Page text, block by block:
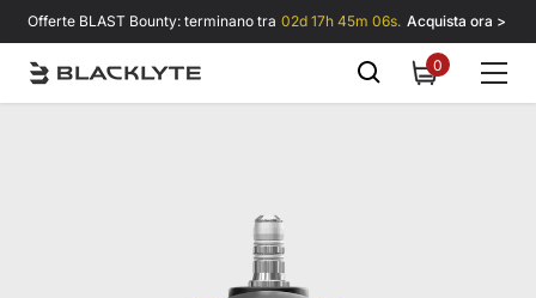
Vai al contenuto
Offerte BLAST Bounty: terminano tra 02d 17h 45m 06s. Acquista ora >
00